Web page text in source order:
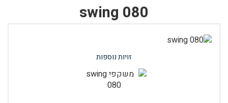
swing 080
זויות נוספות